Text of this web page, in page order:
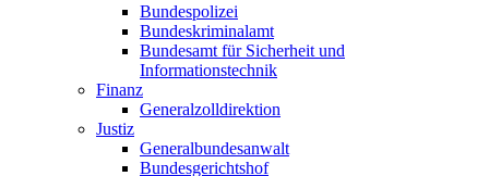
Bundespolizei
Bundeskriminalamt
Bundesamt für Sicherheit und
Informationstechnik
Finanz
Generalzolldirektion
Justiz
Generalbundesanwalt
Bundesgerichtshof